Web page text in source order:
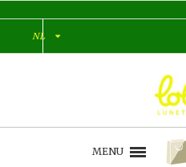
NL
MENU